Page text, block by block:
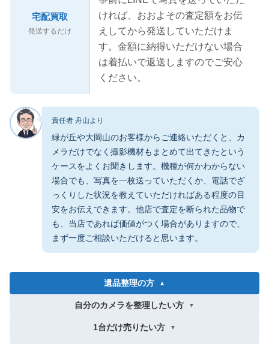
宅配買取
発送するだけ
ければ、おおよその査定額をお伝
えしてから発送していただけま
す。金額に納得いただけない場合
は着払いで返送しますのでご安心
ください。
責任者 舟山より
緑が丘や大岡山のお客様からご連絡いただくと、カ
メラだけでなく撮影機材もまとめて出てきたという
ケースをよくお聞きします。機種が何かわからない
場合でも、写真を一枚送っていただくか、電話でざ
っくりした状況を教えていただければある程度の目
安をお伝えできます。他店で査定を断られた品物で
も、当店であれば価値がつく場合がありますので、
まず一度ご相談いただけると思います。
遺品整理の方 ▼
自分のカメラを整理したい方 ▼
1台だけ売りたい方 ▼